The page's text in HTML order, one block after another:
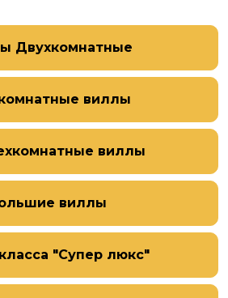
Двухкомнатные
виллы
виллы
виллы
"Супер люкс"